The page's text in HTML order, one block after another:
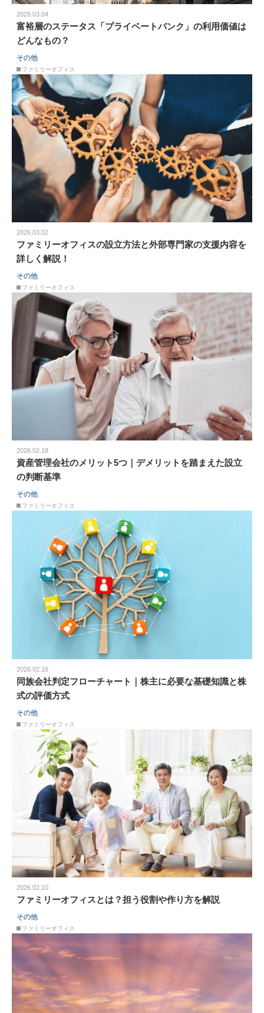
2026.03.04
富裕層のステータス「プライベートバンク」の利用価値は
どんなもの？
その他
ファミリーオフィス
2026.03.02
ファミリーオフィスの設立方法と外部専門家の支援内容を
詳しく解説！
その他
ファミリーオフィス
2026.02.18
資産管理会社のメリット5つ｜デメリットを踏まえた設立
の判断基準
その他
ファミリーオフィス
2026.02.16
同族会社判定フローチャート｜株主に必要な基礎知識と株
式の評価方式
その他
ファミリーオフィス
2026.02.10
ファミリーオフィスとは？担う役割や作り方を解説
その他
ファミリーオフィス